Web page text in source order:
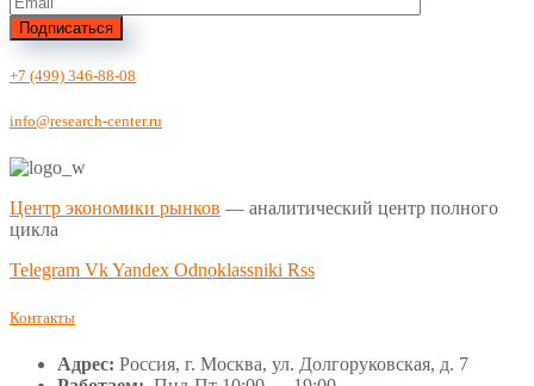
Подписаться
+7 (499) 346-88-08
info@research-center.ru
Центр экономики рынков — аналитический центр полного
цикла
Telegram VkYandex Odnoklassniki Rss
Контакты
Адрес: Россия, г. Москва, ул. Долгоруковская, д. 7